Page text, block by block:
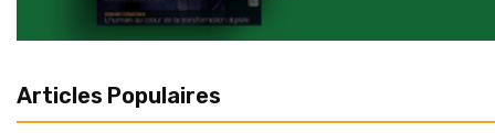
Articles Populaires